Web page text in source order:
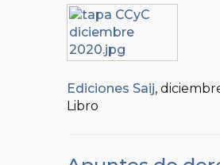
Ediciones Saij,
Libro